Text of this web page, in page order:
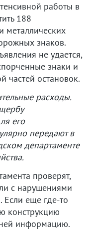
работы в
188
металлических
знаков.
не удается,
знаки и
частей остановок.
расходы.
его
передают в
департаменте
проверят,
с нарушениями
Если еще где-то
конструкцию
информацию.